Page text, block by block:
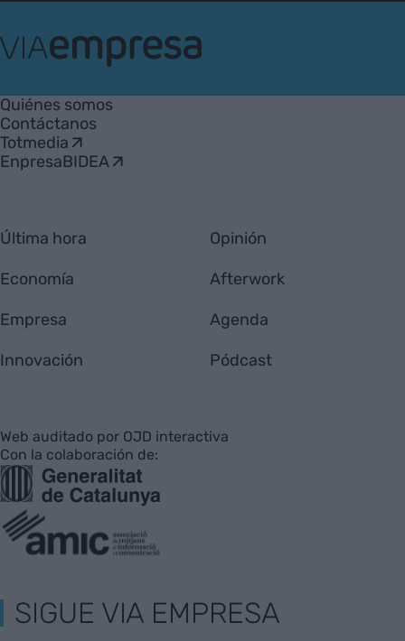
Empresa
Quiénes somos
Contáctanos
Totmedia
EnpresaBIDEA
Última hora
Economía
Empresa
Innovación
Opinión
Afterwork
Agenda
Pódcast
Web auditado por OJD interactiva
Con la colaboración de:
SIGUE VIA EMPRESA